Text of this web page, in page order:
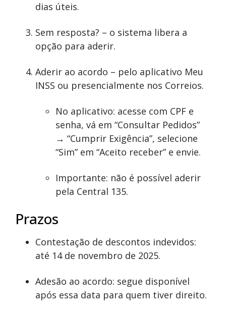
dias úteis.
Sem resposta? – o sistema libera a
opção para aderir.
Aderir ao acordo – pelo aplicativo Meu
INSS ou presencialmente nos Correios.
No aplicativo: acesse com CPF e
senha, vá em “Consultar Pedidos”
→ “Cumprir Exigência”, selecione
“Sim” em “Aceito receber” e envie.
Importante: não é possível aderir
pela Central 135.
Prazos
Contestação de descontos indevidos:
até 14 de novembro de 2025.
Adesão ao acordo: segue disponível
após essa data para quem tiver direito.